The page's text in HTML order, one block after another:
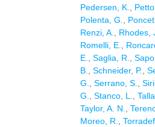
Pedersen, K.
Polenta, G.
Renzi, A.
Rhodes,
Romelli, E.
E.
Saglia, R.
B.
Schneider, P.
G.
Serrano, S.
G.
Stanco, L.
Taylor, A. N.
Moreo, R.